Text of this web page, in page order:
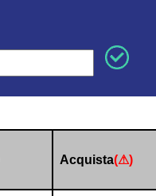
Acquista(⚠)